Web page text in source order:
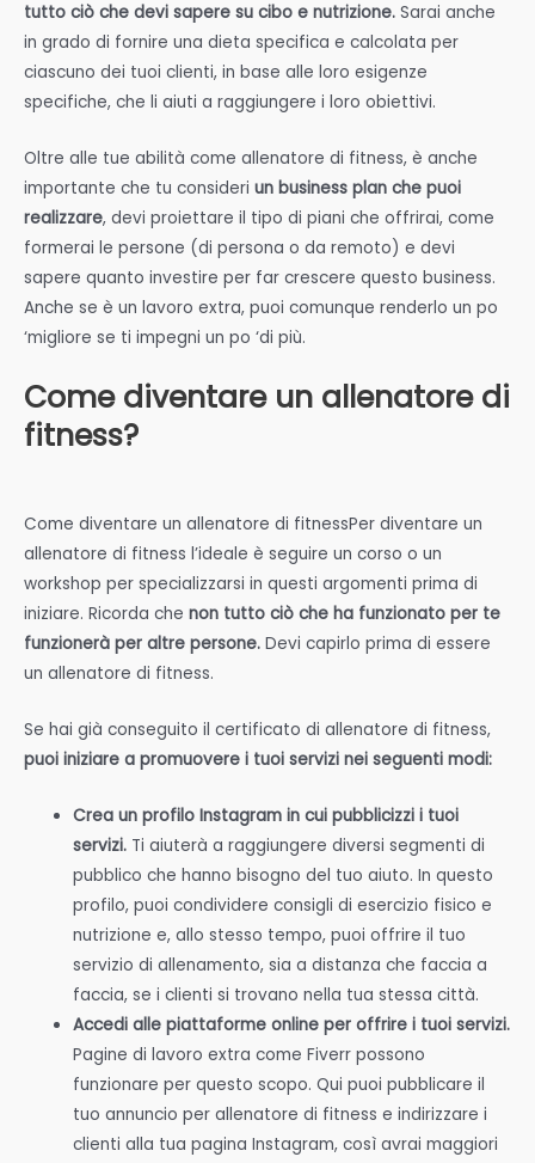
tutto ciò che devi sapere su cibo e nutrizione. Sarai anche
in grado di fornire una dieta specifica e calcolata per
ciascuno dei tuoi clienti, in base alle loro esigenze
specifiche, che li aiuti a raggiungere i loro obiettivi.
Oltre alle tue abilità come allenatore di fitness, è anche
importante che tu consideri un business plan che puoi
realizzare, devi proiettare il tipo di piani che offrirai, come
formerai le persone (di persona o da remoto) e devi
sapere quanto investire per far crescere questo business.
Anche se è un lavoro extra, puoi comunque renderlo un po
‘migliore se ti impegni un po ‘di più.
Come diventare un allenatore di
fitness?
Come diventare un allenatore di fitnessPer diventare un
allenatore di fitness l’ideale è seguire un corso o un
workshop per specializzarsi in questi argomenti prima di
iniziare. Ricorda che non tutto ciò che ha funzionato per te
funzionerà per altre persone. Devi capirlo prima di essere
un allenatore di fitness.
Se hai già conseguito il certificato di allenatore di fitness,
puoi iniziare a promuovere i tuoi servizi nei seguenti modi:
Crea un profilo Instagram in cui pubblicizzi i tuoi
servizi. Ti aiuterà a raggiungere diversi segmenti di
pubblico che hanno bisogno del tuo aiuto. In questo
profilo, puoi condividere consigli di esercizio fisico e
nutrizione e, allo stesso tempo, puoi offrire il tuo
servizio di allenamento, sia a distanza che faccia a
faccia, se i clienti si trovano nella tua stessa città.
Accedi alle piattaforme online per offrire i tuoi servizi.
Pagine di lavoro extra come Fiverr possono
funzionare per questo scopo. Qui puoi pubblicare il
tuo annuncio per allenatore di fitness e indirizzare i
clienti alla tua pagina Instagram, così avrai maggiori